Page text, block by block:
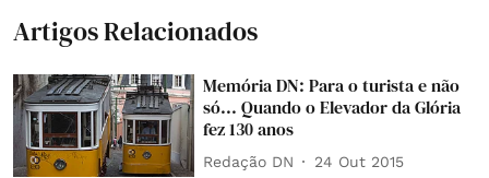
Artigos Relacionados
Memória DN: Para o turista e não
só... Quando o Elevador da Glória
fez 130 anos
Redação DN 24 Out 2015